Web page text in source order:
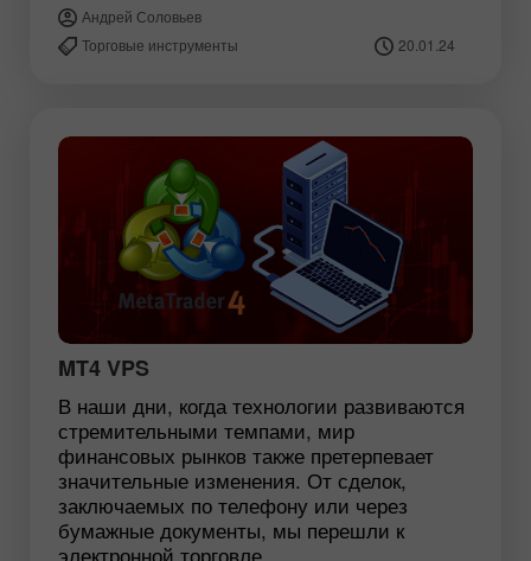
Андрей Соловьев
Торговые инструменты
20.01.24
MT4 VPS
В наши дни, когда технологии развиваются
стремительными темпами, мир
финансовых рынков также претерпевает
значительные изменения. От сделок,
заключаемых по телефону или через
бумажные документы, мы перешли к
электронной торговле ...